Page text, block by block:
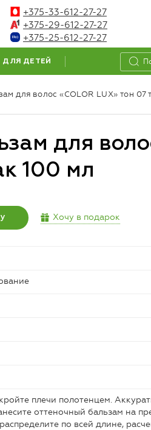
+375-33-612-27-27
+375-29-612-27-27
+375-25-612-27-27
ДЛЯ ДЕТЕЙ
для волос «COLOR LUX» тон 07
для
100 мл
Хочу в подарок
плечи полотенцем.
оттеночный бальзам на
по всей длине,